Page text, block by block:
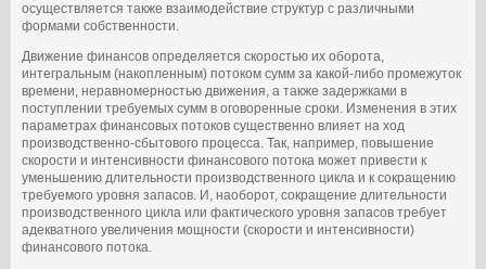
осуществляется также взаимодействие структур с различными
формами собственности.
Движение финансов определяется скоростью их оборота,
интегральным (накопленным) потоком сумм за какой-либо промежуток
времени, неравномерностью движения, а также задержками в
поступлении требуемых сумм в оговоренные сроки. Изменения в этих
параметрах финансовых потоков существенно влияет на ход
производственно-сбытового процесса. Так, например, повышение
скорости и интенсивности финансового потока может привести к
уменьшению длительности производственного цикла и к сокращению
требуемого уровня запасов. И, наоборот, сокращение длительности
производственного цикла или фактического уровня запасов требует
адекватного увеличения мощности (скорости и интенсивности)
финансового потока.